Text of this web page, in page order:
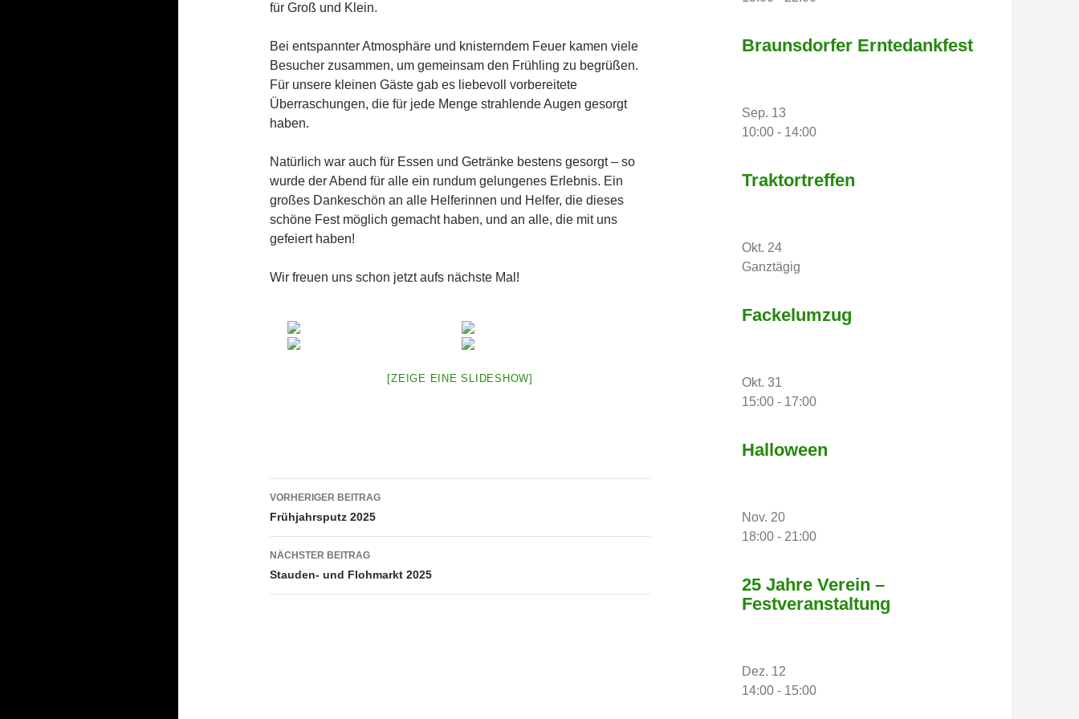
für Groß und Klein.
Bei entspannter Atmosphäre und knisterndem Feuer kamen viele
Besucher zusammen, um gemeinsam den Frühling zu begrüßen.
Für unsere kleinen Gäste gab es liebevoll vorbereitete
Überraschungen, die für jede Menge strahlende Augen gesorgt
haben.
Natürlich war auch für Essen und Getränke bestens gesorgt – so
wurde der Abend für alle ein rundum gelungenes Erlebnis. Ein
großes Dankeschön an alle Helferinnen und Helfer, die dieses
schöne Fest möglich gemacht haben, und an alle, die mit uns
gefeiert haben!
Wir freuen uns schon jetzt aufs nächste Mal!
[ZEIGE EINE SLIDESHOW]
Beitragsnavigation
VORHERIGER BEITRAG
Frühjahrsputz 2025
NÄCHSTER BEITRAG
Stauden- und Flohmarkt 2025
Braunsdorfer Erntedankfest
Sep. 13
10:00 - 14:00
Traktortreffen
Okt. 24
Ganztägig
Fackelumzug
Okt. 31
15:00 - 17:00
Halloween
Nov. 20
18:00 - 21:00
25 Jahre Verein –
Festveranstaltung
Dez. 12
14:00 - 15:00